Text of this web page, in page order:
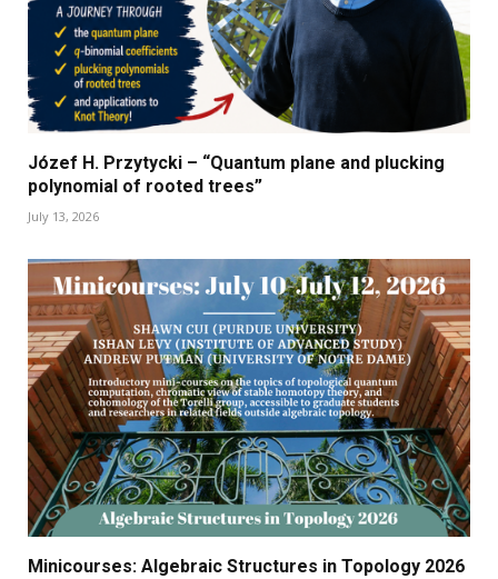
Józef H. Przytycki – “Quantum plane and plucking
polynomial of rooted trees”
July 13, 2026
Minicourses: Algebraic Structures in Topology 2026